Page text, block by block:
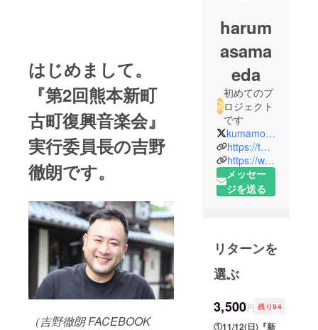
はじめまして。
『第2回熊本新町
古町復興音楽会』
実行委員長の吉野
徹朗です。
（吉野徹朗 FACEBOOK
harum
asama
eda
初めてのプ
ロジェクト
です
kumamoto_ongaku
https://twitter.com/kumamoto_ongaku
https://www.facebook.com/kumamotomusic/
メッセー
ジを送る
リターンを
選ぶ
3,500円 残り94
①11/12(日)『新